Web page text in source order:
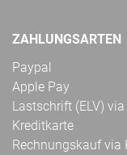
ZAHLUNGSARTEN
Paypal
Apple Pay
Lastschrift (ELV)
Kreditkarte
Rechnungskauf via